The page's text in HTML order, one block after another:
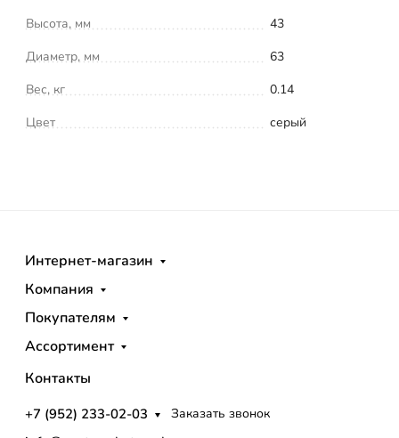
Высота, мм
43
Диаметр, мм
63
Вес, кг
0.14
Цвет
серый
Интернет-магазин
Компания
Покупателям
Ассортимент
Контакты
+7 (952) 233-02-03 Заказать звонок